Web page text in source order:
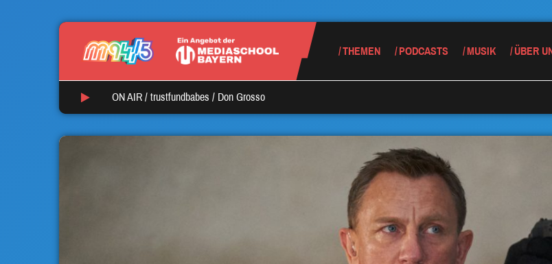
THEMEN PODCASTS MUSIK ÜBER
ON AIR / trustfundbabes / Don Grosso